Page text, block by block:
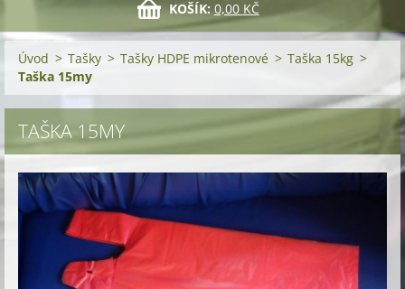
KOŠÍK: 0,00 KČ
Úvod > Tašky > Tašky HDPE mikrotenové > Taška 15kg >
Taška 15my
TAŠKA 15MY